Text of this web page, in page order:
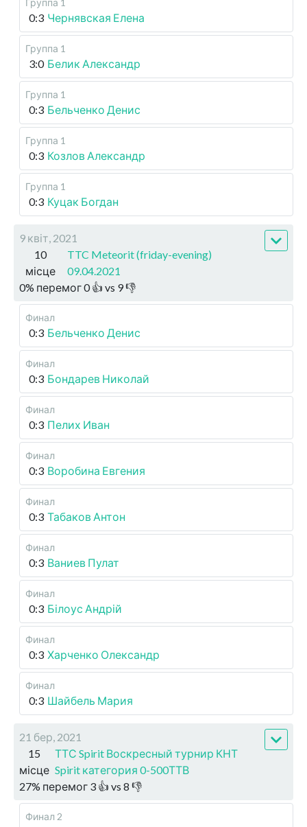
Группа 1
0:3 Чернявская Елена
Группа 1
3:0 Белик Александр
Группа 1
0:3 Бельченко Денис
Группа 1
0:3 Козлов Александр
Группа 1
0:3 Куцак Богдан
9 квіт, 2021
10
місце
TTC Meteorit (friday-evening)
09.04.2021
0% перемог0👍 vs 9👎
Финал
0:3 Бельченко Денис
Финал
0:3 Бондарев Николай
Финал
0:3 Пелих Иван
Финал
0:3 Воробина Евгения
Финал
0:3 Табаков Антон
Финал
0:3 Ваниев Пулат
Финал
0:3 Білоус Андрій
Финал
0:3 Харченко Олександр
Финал
0:3 Шайбель Мария
21 бер, 2021
15
місце
ТТС Spirit Воскресный турнир КНТ
Spirit категория 0-500ТТВ
27% перемог 3 👍 vs 8 👎
Финал 2